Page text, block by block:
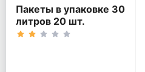
Пакеты в упаковке 30
литров 20 шт.
(20шт*5рул)